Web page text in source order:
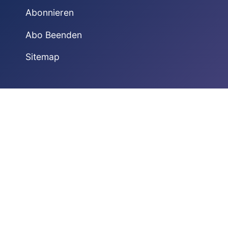
Abonnieren
Abo Beenden
Sitemap